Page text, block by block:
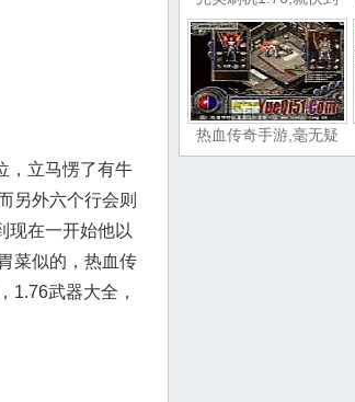
，立马愣了有牛
另外六个行会则
现在一开始他以
菜似的，热血传
1.76武器大全，
热血传奇手游,毫无疑